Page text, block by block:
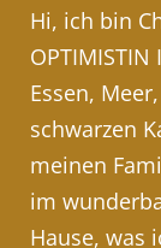
Hi, ich bin
Essen,
schwarzen
meinen
im
Hause, was